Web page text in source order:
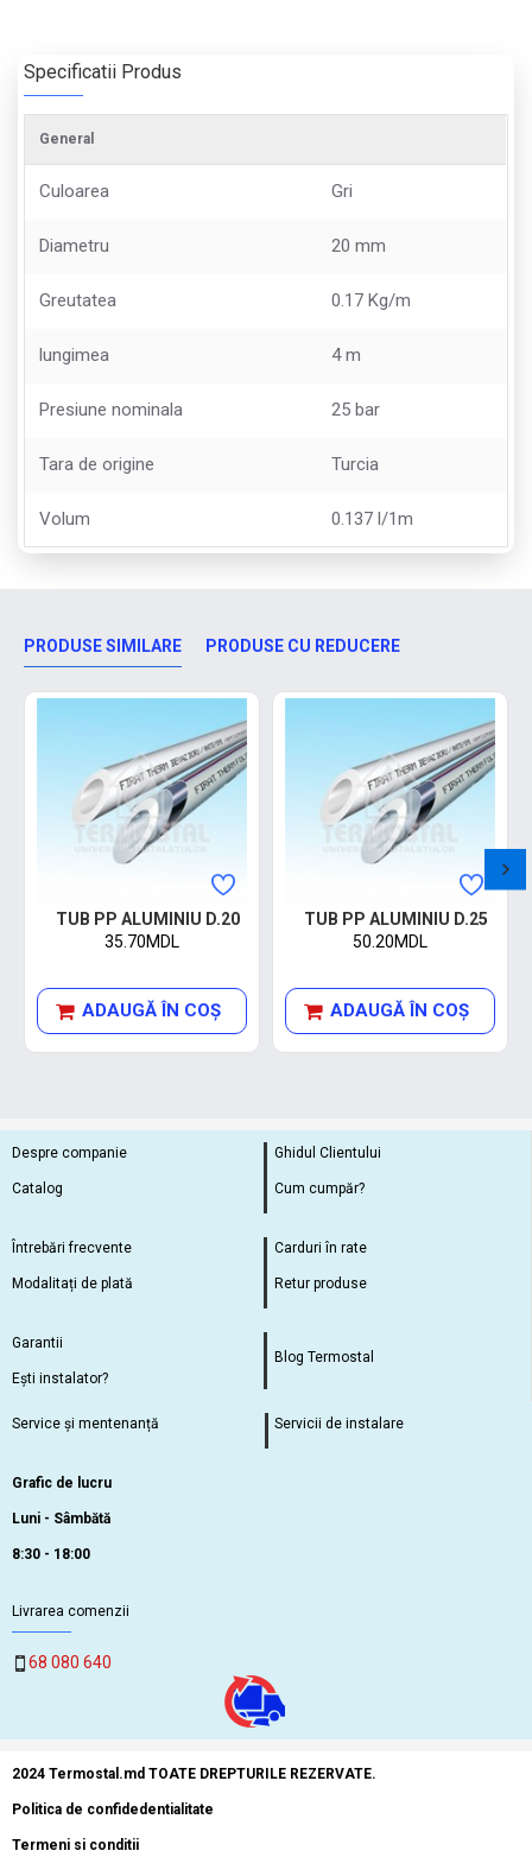
Specificatii Produs
General
Culoarea Gri
Diametru 20 mm
Greutatea 0.17 Kg/m
lungimea 4 m
Presiune nominala 25 bar
Tara de origine Turcia
Volum 0.137 l/1m
PRODUSE SIMILARE PRODUSE CU REDUCERE
TUB PP ALUMINIU D.20
35.70MDL
ADAUGĂ ÎN COŞ
TUB PP ALUMINIU D.25
50.20MDL
ADAUGĂ ÎN COŞ
Despre companie
Catalog
Ghidul Clientului
Cum cumpăr?
Întrebări frecvente
Modalitați de plată
Carduri în rate
Retur produse
Garantii
Ești instalator?
Blog Termostal
Service și mentenanță Servicii de instalare
Grafic de lucru
Luni - Sâmbătă
8:30 - 18:00
Livrarea comenzii
68 080 640
2024 Termostal.md TOATE DREPTURILE REZERVATE.
Politica de confidedentialitate
Termeni si conditii